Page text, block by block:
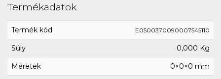
Termékadatok
Termék kód E0500370090007545110
Súly 0,000 Kg
Méretek 0×0×0 mm